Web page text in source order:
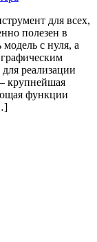
для всех,
полезен в
модель с нуля, а
реализации
крупнейшая
функции